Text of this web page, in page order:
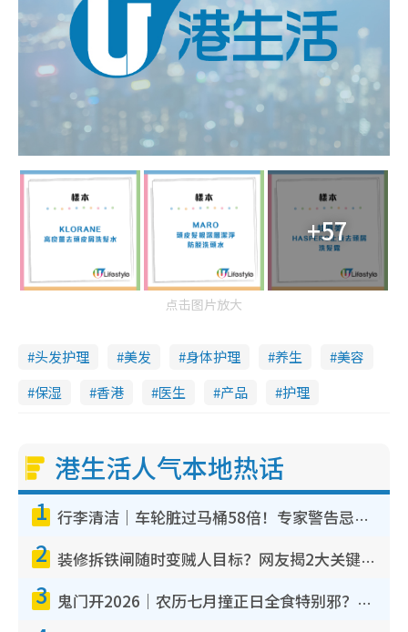
+57
点击图片放大
头发护理 美发 身体护理 养生
美容
保湿
香港 医生 产品 护理
港生活人气本地热话
1 行李清洁｜车轮脏过马桶58倍！专家警告忌用酒精擦 教1招免脏手除菌
2 装修拆铁闸随时变贼人目标？网友揭2大关键用途：装新款等于白装？附新旧铁闸分别
3 鬼门开2026｜农历七月撞正日全食特别邪？专家警告切忌做一事！揭4大禁忌+2招保平安